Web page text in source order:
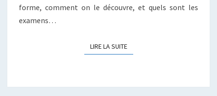
forme, comment on le découvre, et quels sont les
examens…
LIRE LA SUITELIRE LA SUITE